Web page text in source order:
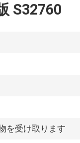
S32760
を受け取ります